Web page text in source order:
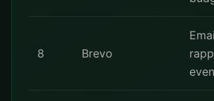
8 Brevo